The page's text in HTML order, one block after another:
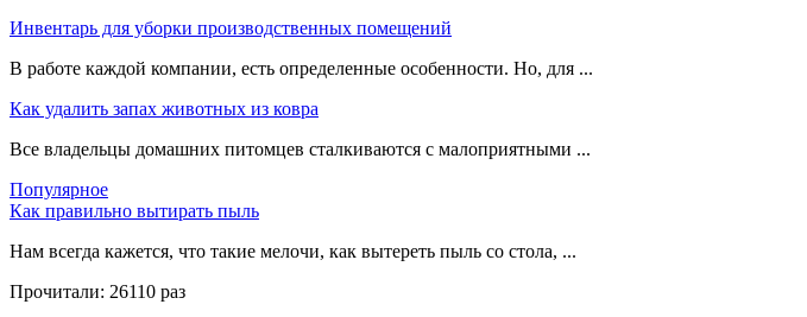
Инвентарь для уборки производственных помещений
В работе каждой компании, есть определенные особенности. Но, для ...
Как удалить запах животных из ковра
Все владельцы домашних питомцев сталкиваются с малоприятными ...
Популярное
Как правильно вытирать пыль
Нам всегда кажется, что такие мелочи, как вытереть пыль со стола, ...
Прочитали: 26110 раз